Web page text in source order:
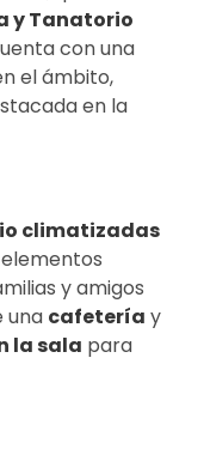
y Tanatorio
con una
el ámbito,
en la
climatizadas
y amigos
una cafetería y
la sala para